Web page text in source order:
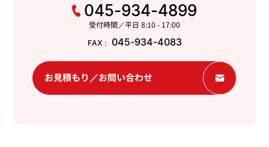
045-934-4899
受付時間／平日 8:10 - 17:00
FAX： 045-934-4083
お見積もり／お問い合わせ